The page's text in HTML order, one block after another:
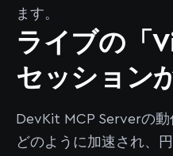
ます。
ライブの「
セッション
DevKit MCP Serverの
どのように加速され、